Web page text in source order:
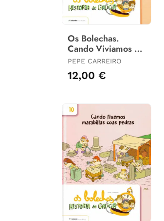
Os Bolechas.
Cando Viviamos Na
Aldea
PEPE CARREIRO
12,00 €